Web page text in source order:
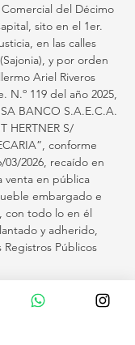
del Décimo
sito en el 1er.
en las calles
y por orden
Ariel Riveros
N.º 119 del año 2025,
BANCO S.A.E.C.A.
HERTNER S/
conforme
2026, recaído en
venta en pública
embargado e
con todo lo en él
y adherido,
Públicos
L13-HOR. DEL